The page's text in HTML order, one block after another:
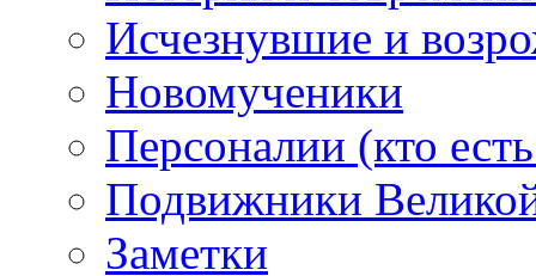
Исчезнувшие и
Новомученики
Персоналии (кто
Подвижники
Заметки